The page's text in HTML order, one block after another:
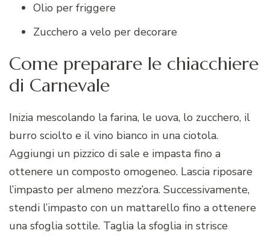
Olio per friggere
Zucchero a velo per decorare
Come preparare le chiacchiere
di Carnevale
Inizia mescolando la farina, le uova, lo zucchero, il
burro sciolto e il vino bianco in una ciotola.
Aggiungi un pizzico di sale e impasta fino a
ottenere un composto omogeneo. Lascia riposare
l’impasto per almeno mezz’ora. Successivamente,
stendi l’impasto con un mattarello fino a ottenere
una sfoglia sottile. Taglia la sfoglia in strisce